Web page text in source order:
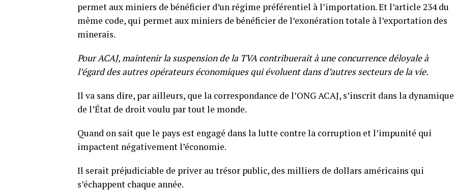
permet aux miniers de bénéficier d’un régime préférentiel à l’importation. Et l’article 234 du
même code, qui permet aux miniers de bénéficier de l’exonération totale à l’exportation des
minerais.
Pour ACAJ, maintenir la suspension de la TVA contribuerait à une concurrence déloyale à
l’égard des autres opérateurs économiques qui évoluent dans d’autres secteurs de la vie.
Il va sans dire, par ailleurs, que la correspondance de l’ONG ACAJ, s’inscrit dans la dynamique
de l’État de droit voulu par tout le monde.
Quand on sait que le pays est engagé dans la lutte contre la corruption et l’impunité qui
impactent négativement l’économie.
Il serait préjudiciable de priver au trésor public, des milliers de dollars américains qui
s’échappent chaque année.